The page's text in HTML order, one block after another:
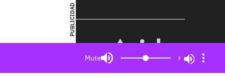
PUBLICIDAD
Mute
Mute